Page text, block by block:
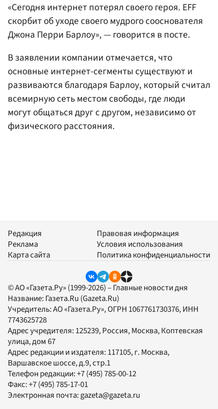
«Сегодня интернет потерял своего героя. EFF
скорбит об уходе своего мудрого сооснователя
Джона Перри Барлоу», — говорится в посте.
В заявлении компании отмечается, что
основные интернет-сегменты существуют и
развиваются благодаря Барлоу, который считал
всемирную сеть местом свободы, где люди
могут общаться друг с другом, независимо от
физического расстояния.
Редакция
Реклама
Карта сайта
Правовая информация
Условия использования
Политика конфиденциальности
© АО «Газета.Ру» (1999-2026) – Главные новости дня
Название: Газета.Ru (Gazeta.Ru)
Учредитель:АО «Газета.Ру», ОГРН 1067761730376, ИНН
7743625728
Адрес учредителя: 125239, Россия, Москва, Коптевская
улица, дом 67
Адрес редакции и издателя: 117105, г. Москва,
Варшавское шоссе, д.9, стр.1
Телефон редакции:+7 (495) 785-00-12
Факс:+7 (495) 785-17-01
Электронная почта: gazeta@gazeta.ru